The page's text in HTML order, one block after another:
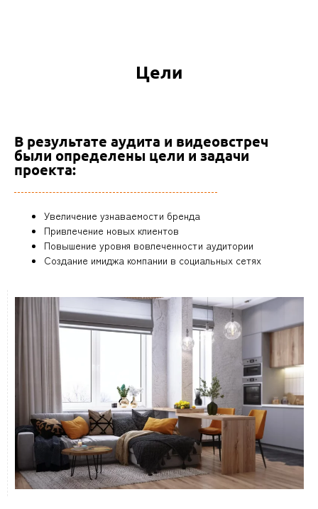
Цели
В результате аудита и видеовстреч
были определены цели и задачи
проекта:
Увеличение узнаваемости бренда
Привлечение новых клиентов
Повышение уровня вовлеченности аудитории
Создание имиджа компании в социальных сетях